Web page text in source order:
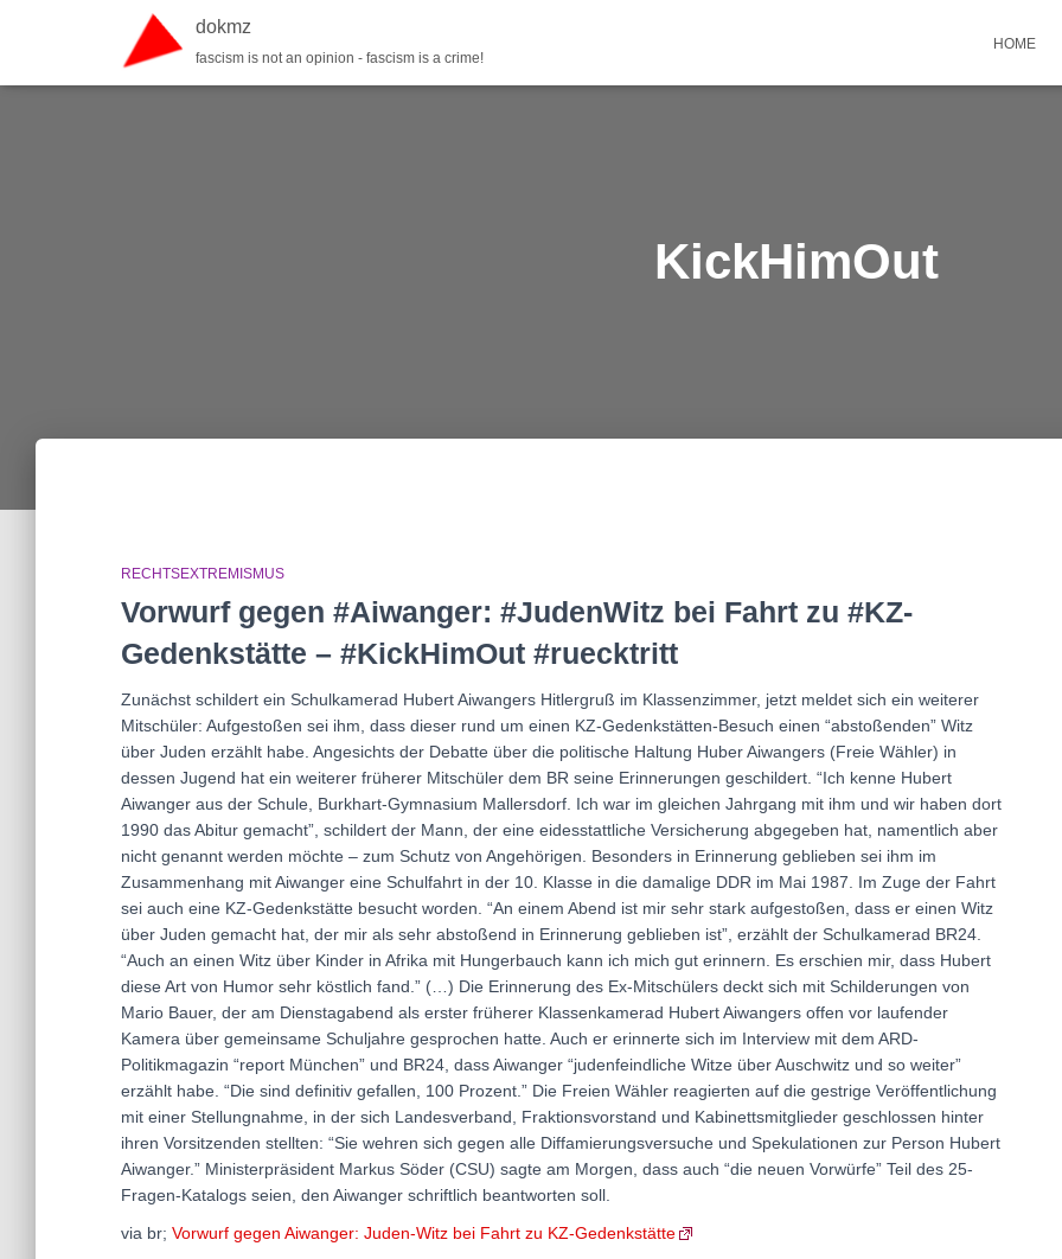
dokmz
fascism is not an opinion - fascism is a crime!
HOME
KickHimOut
RECHTSEXTREMISMUS
Vorwurf gegen #Aiwanger: #JudenWitz bei Fahrt zu #KZ-
Gedenkstätte – #KickHimOut #ruecktritt
Zunächst schildert ein Schulkamerad Hubert Aiwangers Hitlergruß im Klassenzimmer, jetzt meldet sich ein weiterer
Mitschüler: Aufgestoßen sei ihm, dass dieser rund um einen KZ-Gedenkstätten-Besuch einen “abstoßenden” Witz
über Juden erzählt habe. Angesichts der Debatte über die politische Haltung Huber Aiwangers (Freie Wähler) in
dessen Jugend hat ein weiterer früherer Mitschüler dem BR seine Erinnerungen geschildert. “Ich kenne Hubert
Aiwanger aus der Schule, Burkhart-Gymnasium Mallersdorf. Ich war im gleichen Jahrgang mit ihm und wir haben dort
1990 das Abitur gemacht”, schildert der Mann, der eine eidesstattliche Versicherung abgegeben hat, namentlich aber
nicht genannt werden möchte – zum Schutz von Angehörigen. Besonders in Erinnerung geblieben sei ihm im
Zusammenhang mit Aiwanger eine Schulfahrt in der 10. Klasse in die damalige DDR im Mai 1987. Im Zuge der Fahrt
sei auch eine KZ-Gedenkstätte besucht worden. “An einem Abend ist mir sehr stark aufgestoßen, dass er einen Witz
über Juden gemacht hat, der mir als sehr abstoßend in Erinnerung geblieben ist”, erzählt der Schulkamerad BR24.
“Auch an einen Witz über Kinder in Afrika mit Hungerbauch kann ich mich gut erinnern. Es erschien mir, dass Hubert
diese Art von Humor sehr köstlich fand.” (…) Die Erinnerung des Ex-Mitschülers deckt sich mit Schilderungen von
Mario Bauer, der am Dienstagabend als erster früherer Klassenkamerad Hubert Aiwangers offen vor laufender
Kamera über gemeinsame Schuljahre gesprochen hatte. Auch er erinnerte sich im Interview mit dem ARD-
Politikmagazin “report München” und BR24, dass Aiwanger “judenfeindliche Witze über Auschwitz und so weiter”
erzählt habe. “Die sind definitiv gefallen, 100 Prozent.” Die Freien Wähler reagierten auf die gestrige Veröffentlichung
mit einer Stellungnahme, in der sich Landesverband, Fraktionsvorstand und Kabinettsmitglieder geschlossen hinter
ihren Vorsitzenden stellten: “Sie wehren sich gegen alle Diffamierungsversuche und Spekulationen zur Person Hubert
Aiwanger.” Ministerpräsident Markus Söder (CSU) sagte am Morgen, dass auch “die neuen Vorwürfe” Teil des 25-
Fragen-Katalogs seien, den Aiwanger schriftlich beantworten soll.
via br; Vorwurf gegen Aiwanger: Juden-Witz bei Fahrt zu KZ-Gedenkstätte